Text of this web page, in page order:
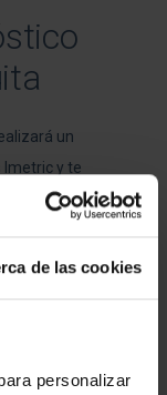
de las cookies
personalizar
bonita,
arrugas...
un
Imetric y te
adecuados a